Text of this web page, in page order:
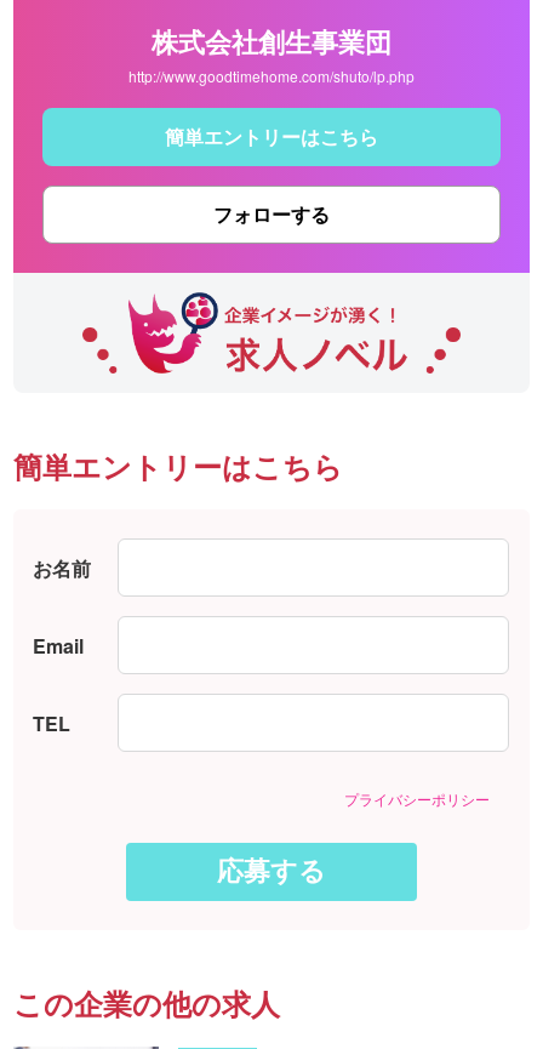
株式会社創生事業団
http://www.goodtimehome.com/shuto/lp.php
簡単エントリーはこちら
フォローする
簡単エントリーはこちら
お名前
Email
TEL
プライバシーポリシー
この企業の他の求人